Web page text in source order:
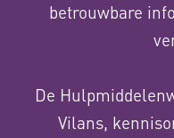
betrouwbare
De
Vilans,